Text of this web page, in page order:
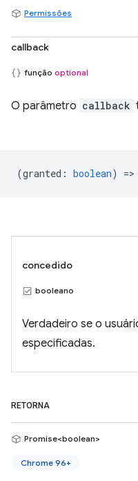
Permissões
callback
função optional
O parâmetro callback
(granted : boolean) =>
concedido
booleano
Verdadeiro se o
especificadas.
RETORNA
Promise<boolean>
Chrome 96+